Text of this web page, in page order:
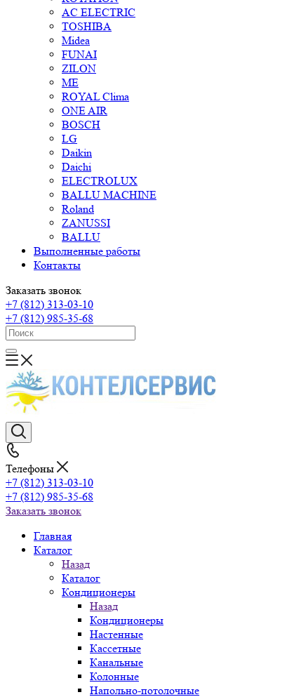
AC ELECTRIC
TOSHIBA
Midea
FUNAI
ZILON
ME
ROYAL Clima
ONE AIR
BOSCH
LG
Daikin
Daichi
ELECTROLUX
BALLU MACHINE
Roland
ZANUSSI
BALLU
Выполненные работы
Контакты
Заказать звонок
+7 (812) 313-03-10
+7 (812) 985-35-68
Телефоны
+7 (812) 313-03-10
+7 (812) 985-35-68
Заказать звонок
Главная
Каталог
Назад
Каталог
Кондиционеры
Назад
Кондиционеры
Настенные
Кассетные
Канальные
Колонные
Напольно-потолочные